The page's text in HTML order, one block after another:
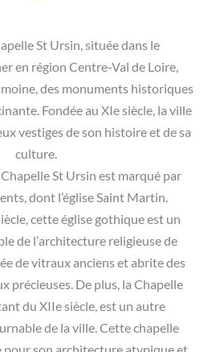
St Ursin, située dans le
en région Centre-Val de Loire,
des monuments historiques
Fondée au XIe siècle, la ville
vestiges de son histoire et de sa
culture.
St Ursin est marqué par
dont l’église Saint Martin.
cette église gothique est un
de l’architecture religieuse de
de vitraux anciens et abrite des
précieuses. De plus, la Chapelle
du XIIe siècle, est un autre
de la ville. Cette chapelle